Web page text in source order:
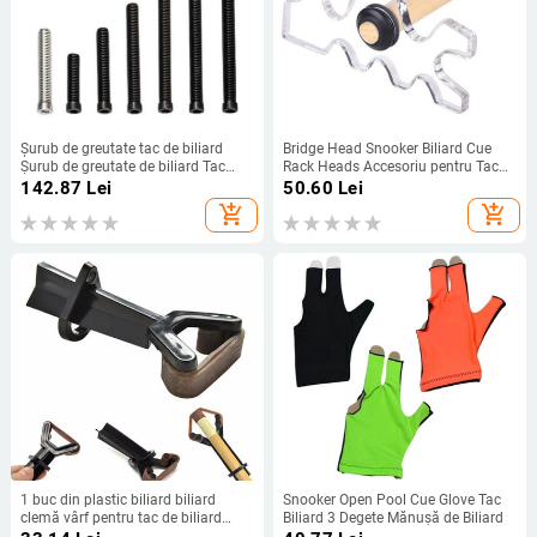
Șurub de greutate tac de biliard
Șurub de greutate de biliard Tac
portabil Șurub de greutate pentru
antrenament în aer liber
142.87 Lei
add_shopping_cart
Bridge Head Snooker Biliard Cue
Rack Heads Accesoriu pentru Tac
de Biliard Accesoriu
50.60 Lei
add_shopping_cart
1 buc din plastic biliard biliard
clemă vârf pentru tac de biliard
Snooker Open Pool Cue Glove Tac
Biliard 3 Degete Mănușă de Biliard